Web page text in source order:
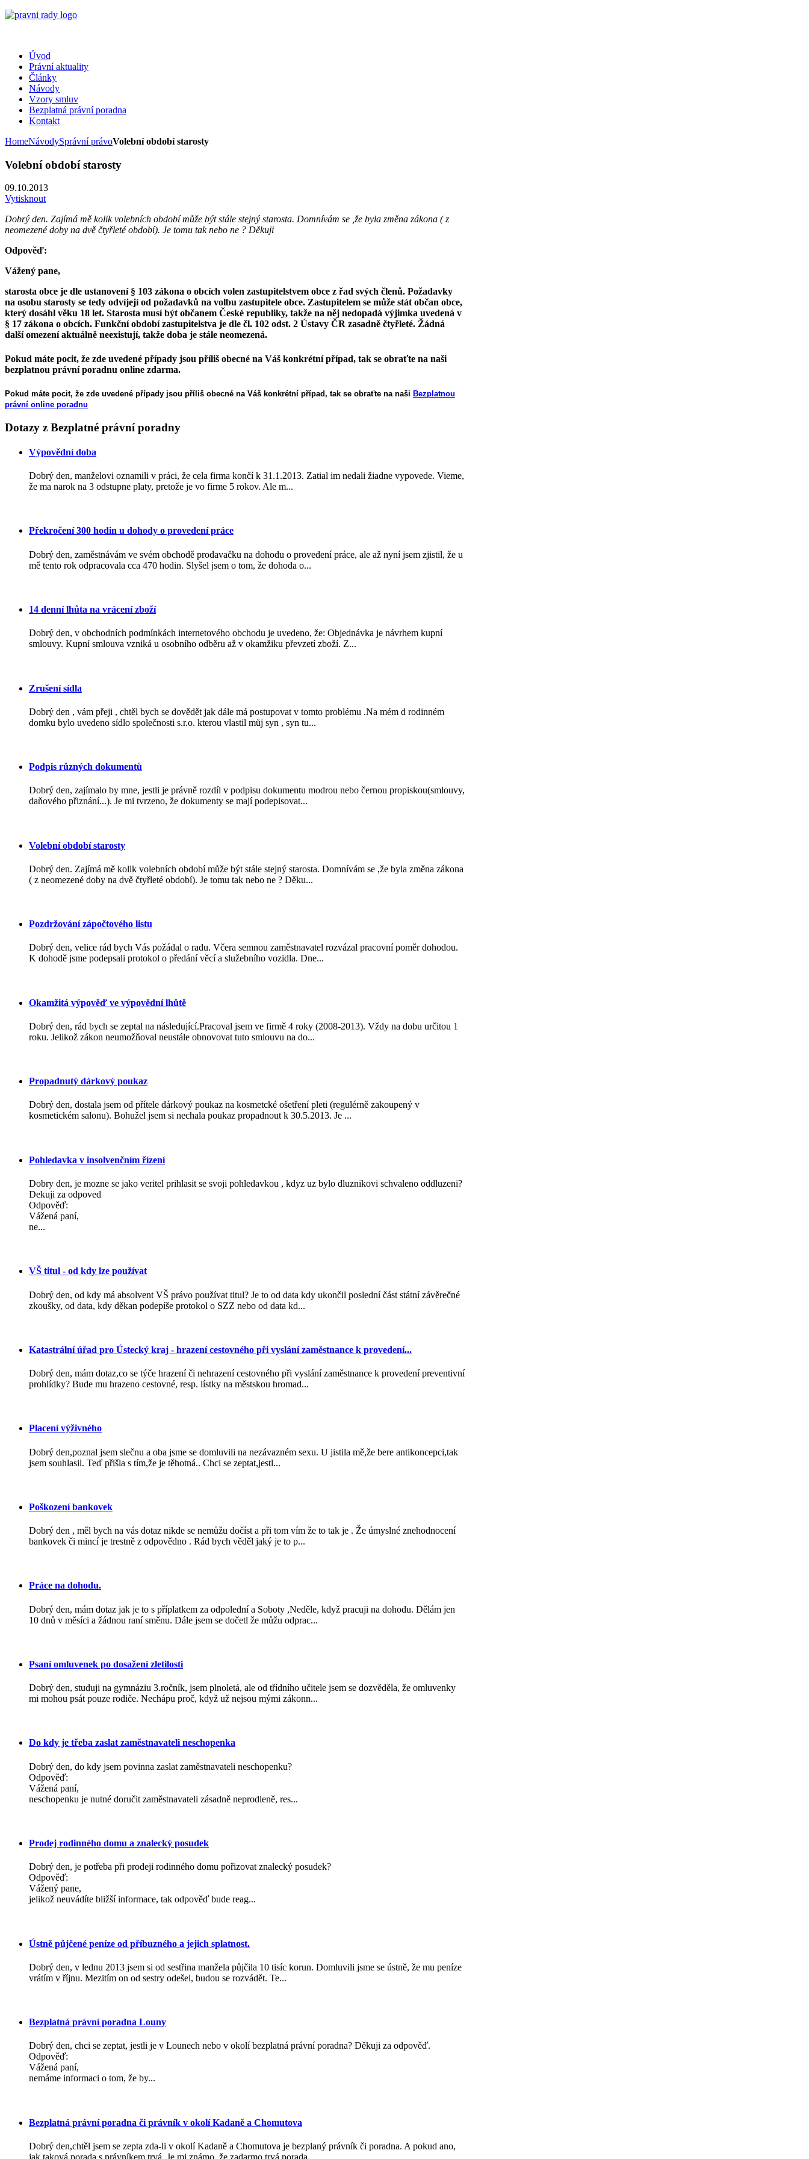
Úvod
Právní aktuality
Články
Návody
Vzory smluv
Bezplatná právní poradna
Kontakt
HomeNávodySprávní právoVolební období starosty
Volební období starosty
09.10.2013
Vytisknout
Dobrý den. Zajímá mě kolik volebních období může být stále stejný starosta. Domnívám se ,že byla změna zákona ( z
neomezené doby na dvě čtyřleté období). Je tomu tak nebo ne ? Děkuji
Odpověď:
Vážený pane,
starosta obce je dle ustanovení § 103 zákona o obcích volen zastupitelstvem obce z řad svých členů. Požadavky
na osobu starosty se tedy odvíjejí od požadavků na volbu zastupitele obce. Zastupitelem se může stát občan obce,
který dosáhl věku 18 let. Starosta musí být občanem České republiky, takže na něj nedopadá výjimka uvedená v
§ 17 zákona o obcích. Funkční období zastupitelstva je dle čl. 102 odst. 2 Ústavy ČR zasadně čtyřleté. Žádná
další omezení aktuálně neexistují, takže doba je stále neomezená.
Pokud máte pocit, že zde uvedené případy jsou příliš obecné na Váš konkrétní případ, tak se obraťte na naši
bezplatnou právní poradnu online zdarma.
Pokud máte pocit, že zde uvedené případy jsou příliš obecné na Váš konkrétní případ, tak se obraťte na naši Bezplatnou
právní online poradnu
Dotazy z Bezplatné právní poradny
Výpovědní doba
Dobrý den, manželovi oznamili v práci, že cela firma končí k 31.1.2013. Zatial im nedali žiadne vypovede. Vieme,
že ma narok na 3 odstupne platy, pretože je vo firme 5 rokov. Ale m...
Překročení 300 hodin u dohody o provedení práce
Dobrý den, zaměstnávám ve svém obchodě prodavačku na dohodu o provedení práce, ale až nyní jsem zjistil, že u
mě tento rok odpracovala cca 470 hodin. Slyšel jsem o tom, že dohoda o...
14 denní lhůta na vrácení zboží
Dobrý den, v obchodních podmínkách internetového obchodu je uvedeno, že: Objednávka je návrhem kupní
smlouvy. Kupní smlouva vzniká u osobního odběru až v okamžiku převzetí zboží. Z...
Zrušení sídla
Dobrý den , vám přeji , chtěl bych se dovědět jak dále má postupovat v tomto problému .Na mém d rodinném
domku bylo uvedeno sídlo společnosti s.r.o. kterou vlastil můj syn , syn tu...
Podpis různých dokumentů
Dobrý den, zajímalo by mne, jestli je právně rozdíl v podpisu dokumentu modrou nebo černou propiskou(smlouvy,
daňového přiznání...). Je mi tvrzeno, že dokumenty se mají podepisovat...
Volební období starosty
Dobrý den. Zajímá mě kolik volebních období může být stále stejný starosta. Domnívám se ,že byla změna zákona
( z neomezené doby na dvě čtyřleté období). Je tomu tak nebo ne ? Děku...
Pozdržování zápočtového listu
Dobrý den, velice rád bych Vás požádal o radu. Včera semnou zaměstnavatel rozvázal pracovní poměr dohodou.
K dohodě jsme podepsali protokol o předání věcí a služebního vozidla. Dne...
Okamžitá výpověď ve výpovědní lhůtě
Dobrý den, rád bych se zeptal na následující.Pracoval jsem ve firmě 4 roky (2008-2013). Vždy na dobu určitou 1
roku. Jelikož zákon neumožňoval neustále obnovovat tuto smlouvu na do...
Propadnutý dárkový poukaz
Dobrý den, dostala jsem od přítele dárkový poukaz na kosmetcké ošetření pleti (regulérně zakoupený v
kosmetickém salonu). Bohužel jsem si nechala poukaz propadnout k 30.5.2013. Je ...
Pohledavka v insolvenčním řízení
Dobry den, je mozne se jako veritel prihlasit se svoji pohledavkou , kdyz uz bylo dluznikovi schvaleno oddluzeni?
Dekuji za odpoved
Odpověď:
Vážená paní,
ne...
VŠ titul - od kdy lze používat
Dobrý den, od kdy má absolvent VŠ právo používat titul? Je to od data kdy ukončil poslední část státní závěrečné
zkoušky, od data, kdy děkan podepíše protokol o SZZ nebo od data kd...
Katastrální úřad pro Ústecký kraj - hrazení cestovného při vyslání zaměstnance k provedení...
Dobrý den, mám dotaz,co se týče hrazení či nehrazení cestovného při vyslání zaměstnance k provedení preventivní
prohlídky? Bude mu hrazeno cestovné, resp. lístky na městskou hromad...
Placení výživného
Dobrý den,poznal jsem slečnu a oba jsme se domluvili na nezávazném sexu. U jistila mě,že bere antikoncepci,tak
jsem souhlasil. Teď přišla s tím,že je těhotná.. Chci se zeptat,jestl...
Poškození bankovek
Dobrý den , měl bych na vás dotaz nikde se nemůžu dočíst a při tom vím že to tak je . Že úmyslné znehodnocení
bankovek či mincí je trestně z odpovědno . Rád bych věděl jaký je to p...
Práce na dohodu.
Dobrý den, mám dotaz jak je to s příplatkem za odpolední a Soboty ,Neděle, když pracuji na dohodu. Dělám jen
10 dnů v měsíci a žádnou raní směnu. Dále jsem se dočetl že můžu odprac...
Psaní omluvenek po dosažení zletilosti
Dobrý den, studuji na gymnáziu 3.ročník, jsem plnoletá, ale od třídního učitele jsem se dozvěděla, že omluvenky
mi mohou psát pouze rodiče. Nechápu proč, když už nejsou mými zákonn...
Do kdy je třeba zaslat zaměstnavateli neschopenka
Dobrý den, do kdy jsem povinna zaslat zaměstnavateli neschopenku?
Odpověď:
Vážená paní,
neschopenku je nutné doručit zaměstnavateli zásadně neprodleně, res...
Prodej rodinného domu a znalecký posudek
Dobrý den, je potřeba při prodeji rodinného domu pořizovat znalecký posudek?
Odpověď:
Vážený pane,
jelikož neuvádíte bližší informace, tak odpověď bude reag...
Ústně půjčené peníze od příbuzného a jejich splatnost.
Dobrý den, v lednu 2013 jsem si od sestřina manžela půjčila 10 tisíc korun. Domluvili jsme se ústně, že mu peníze
vrátím v říjnu. Mezitím on od sestry odešel, budou se rozvádět. Te...
Bezplatná právní poradna Louny
Dobrý den, chci se zeptat, jestli je v Lounech nebo v okolí bezplatná právní poradna? Děkuji za odpověď.
Odpověď:
Vážená paní,
nemáme informaci o tom, že by...
Bezplatná právní poradna či právník v okolí Kadaně a Chomutova
Dobrý den,chtěl jsem se zepta zda-li v okolí Kadaně a Chomutova je bezplaný právník či poradna. A pokud ano,
jak taková porada s právníkem trvá. Je mi známo, že zadarmo trvá porada...